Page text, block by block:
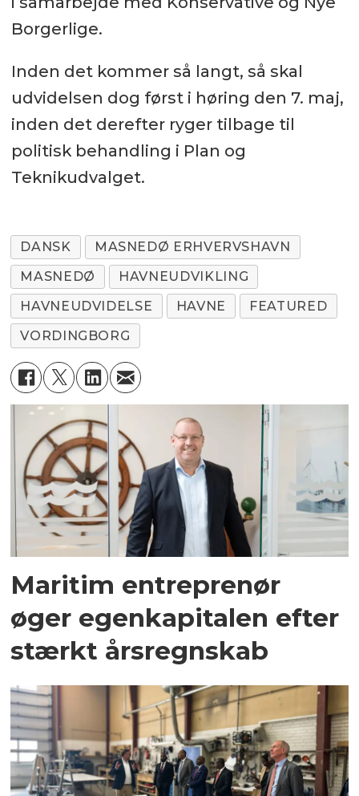
Borgerlige.
Inden det kommer så langt, så skal
udvidelsen dog først i høring den 7. maj,
inden det derefter ryger tilbage til
politisk behandling i Plan og
Teknikudvalget.
DANSK
MASNEDØ ERHVERVSHAVN
MASNEDØ
HAVNEUDVIKLING
HAVNEUDVIDELSE
HAVNE
FEATURED
VORDINGBORG
Maritim entreprenør
øger egenkapitalen efter
stærkt årsregnskab